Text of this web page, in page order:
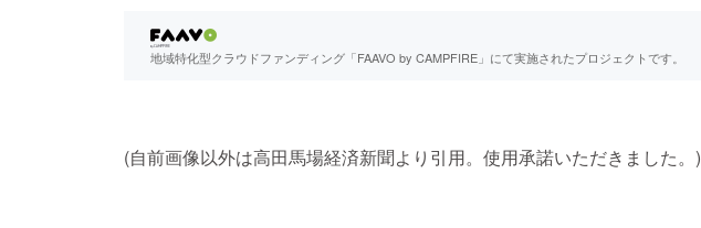
地域特化型クラウドファンディング「FAAVO by CAMPFIRE」にて実施されたプロジェクトです。
(自前画像以外は高田馬場経済新聞より引用。使用承諾いただきました。)